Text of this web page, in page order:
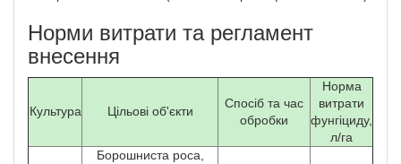
Норми витрати та регламент
внесення
Культура Цільові об'єкти
Спосіб та час
обробки
Норма
витрати
фунгіциду,
л/га
Борошниста роса,